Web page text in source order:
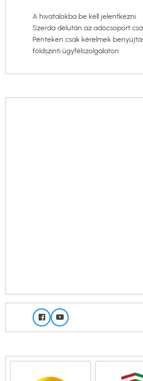
A hivatalokba be kell jelentkezni.
Szerda délután az adócsoport
Pénteken csak kérelmek
földszinti ügyfélszolgálaton.